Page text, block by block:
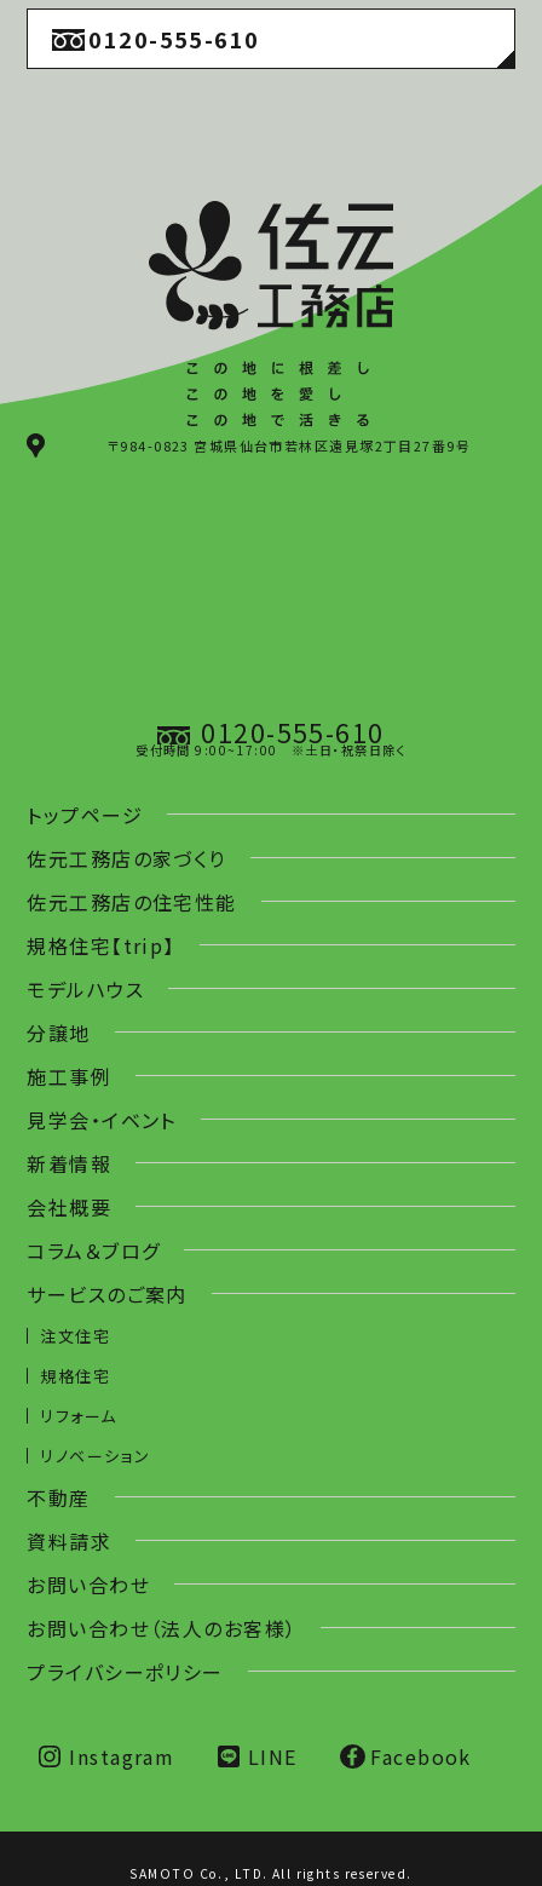
0120-555-610
〒984-0823 宮城県仙台市若林区遠見塚2丁目27番9号
0120-555-610
受付時間 9:00~17:00 ※土日・祝祭日除く
トップページ
佐元工務店の家づくり
佐元工務店の住宅性能
規格住宅【trip】
モデルハウス
分譲地
施工事例
見学会・イベント
新着情報
会社概要
コラム＆ブログ
サービスのご案内
注文住宅
規格住宅
リフォーム
リノベーション
不動産
資料請求
お問い合わせ
お問い合わせ（法人のお客様）
プライバシーポリシー
Instagram LINE Facebook
SAMOTO Co., LTD. All rights reserved.